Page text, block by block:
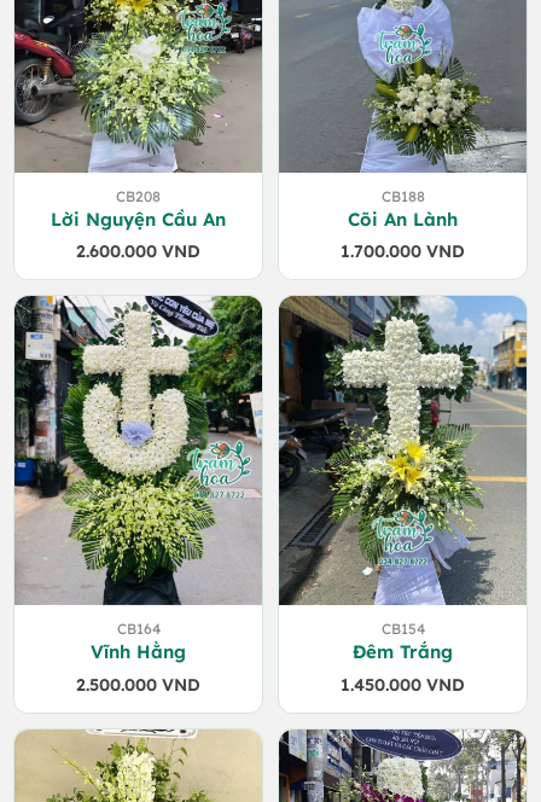
CB208
Lời Nguyện Cầu An
2.600.000 VND
CB188
Cõi An Lành
1.700.000 VND
CB164
Vĩnh Hằng
2.500.000 VND
CB154
Đêm Trắng
1.450.000 VND